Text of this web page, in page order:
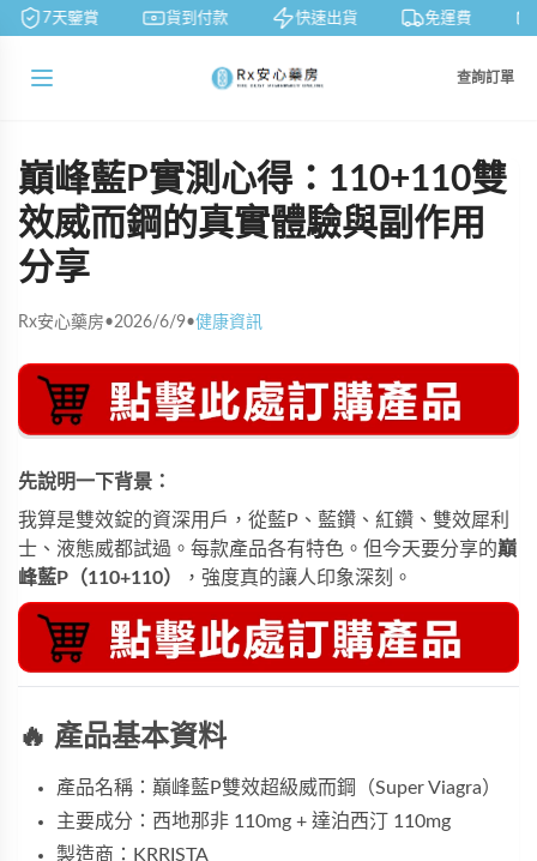
7天鑒賞 貨到付款 快速出貨 免運費
查詢訂單
巔峰藍P實測心得：110+110雙
效威而鋼的真實體驗與副作用
分享
Rx安心藥房•2026/6/9•健康資訊
先說明一下背景：
我算是雙效錠的資深用戶，從藍P、藍鑽、紅鑽、 雙效犀利
士 、液態威都試過。每款產品各有特色。但今天要分享的巔
峰藍P（110+110）
，強度真的讓人印象深刻。
🔥 產品基本資料
產品名稱：巔峰藍P雙效超級威而鋼（Super Viagra）
主要成分：西地那非 110mg + 達泊西汀 110mg
製造商：KRRISTA